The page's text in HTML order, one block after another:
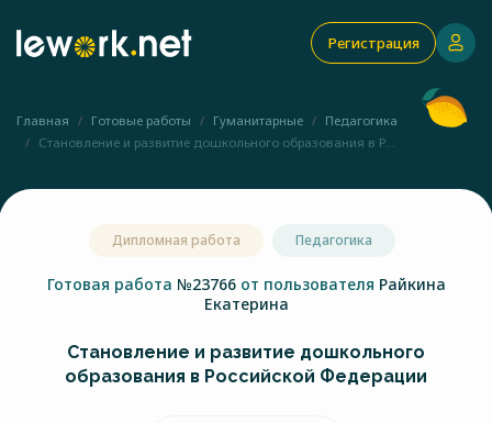
Регистрация
Главная Готовые работы Гуманитарные
Педагогика
Становление и развитие дошкольного образования в Р...
Дипломная работа Педагогика
Готовая работа №23766 от пользователя Райкина
Екатерина
Становление и развитие дошкольного
образования в Российской Федерации